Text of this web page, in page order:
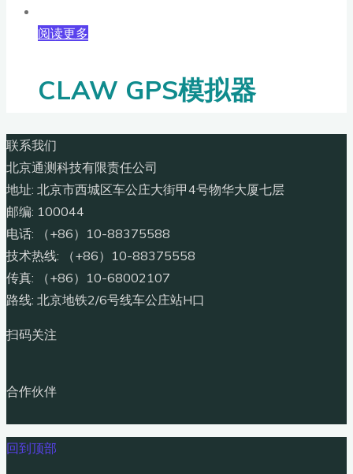
阅读更多
CLAW GPS模拟器
联系我们
北京通测科技有限责任公司
地址: 北京市西城区车公庄大街甲4号物华大厦七层
邮编: 100044
电话: （+86）10-88375588
技术热线: （+86）10-88375558
传真: （+86）10-68002107
路线: 北京地铁2/6号线车公庄站H口
扫码关注
合作伙伴
回到顶部